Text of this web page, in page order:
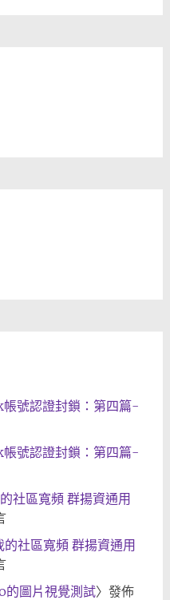
號認證封鎖：第四篇-
號認證封鎖：第四篇-
社區寬頻 群揚資通用
的社區寬頻 群揚資通用
圖片視覺測試〉發佈